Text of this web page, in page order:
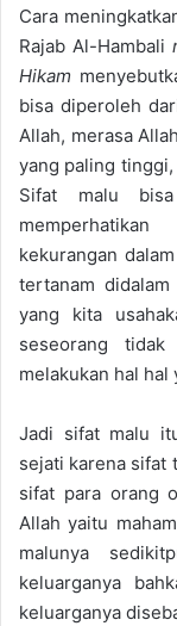
Cara
Rajab Al-Hambali
Hikam
bisa diperoleh
Allah, merasaAllah
yang paling tinggi,
Sifat
malu bisa
memperhatikan
kekurangan dalam
tertanam didalam
yang kita
seseorang
tidak
melakukan hal hal
Jadi sifat malu
sejati karena sifat
sifat paraorang
Allahyaitu
malunya
keluarganya
keluarganya